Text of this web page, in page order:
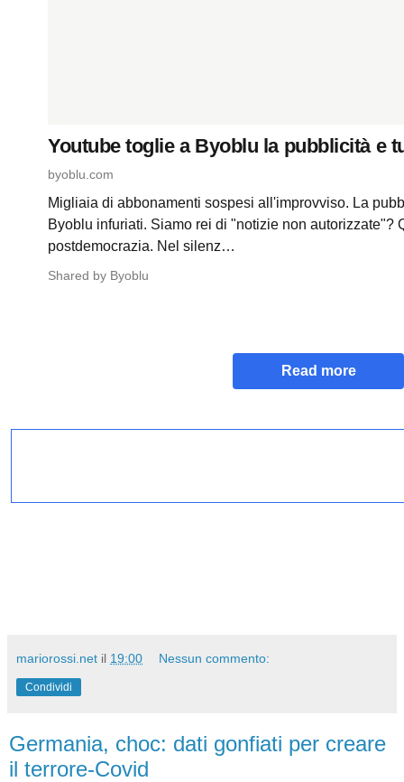
Youtube toglie a Byoblu la pubblicità e
byoblu­.com
Migliaia di abbonamenti sospesi all'improvviso. La
Byoblu infuriati. Siamo rei di "notizie non autorizzate"?
postdemocrazia. Nel silenz…
Shared by Byoblu
Read more
mariorossi.net il 19:00 Nessun commento:
Condividi
Germania, choc: dati gonfiati per creare
il terrore-Covid